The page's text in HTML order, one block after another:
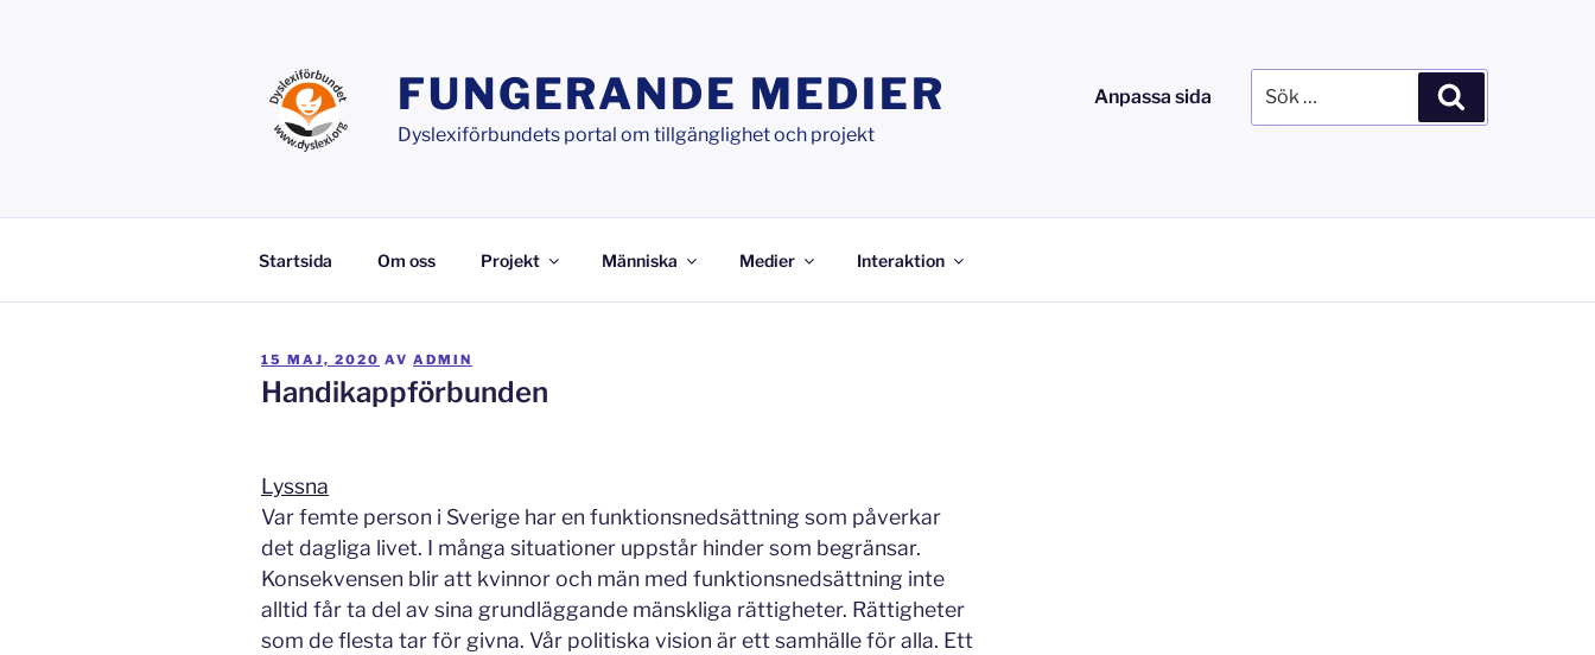
FUNGERANDE MEDIER
Dyslexiförbundets portal om tillgänglighet och projekt
Anpassa sida
efter:
Startsida Om oss Projekt Människa Medier Interaktion
PUBLICERAT
15 MAJ, 2020 AV ADMIN
Handikappförbunden
Lyssna
Var femte person i Sverige har en funktionsnedsättning som påverkar
det dagliga livet. I många situationer uppstår hinder som begränsar.
Konsekvensen blir att kvinnor och män med funktionsnedsättning inte
alltid får ta del av sina grundläggande mänskliga rättigheter. Rättigheter
som de flesta tar för givna. Vår politiska vision är ett samhälle för alla. Ett